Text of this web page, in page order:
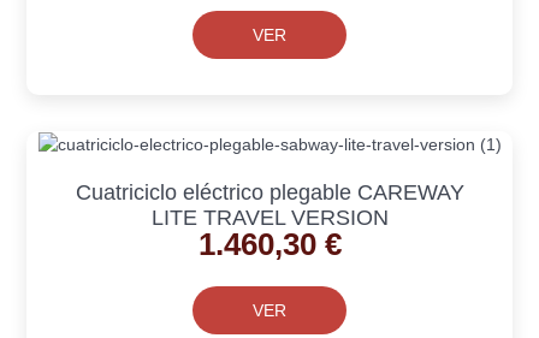
VER
Cuatriciclo eléctrico plegable CAREWAY
LITE TRAVEL VERSION
1.460,30 €
VER